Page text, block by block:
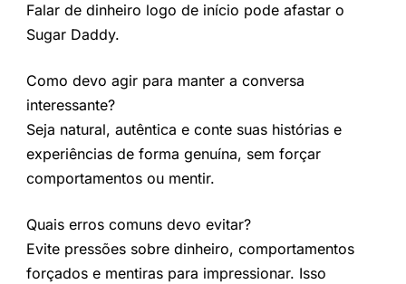
Falar de dinheiro logo de início pode afastar o
Sugar Daddy.
Como devo agir para manter a conversa
interessante?
Seja natural, autêntica e conte suas histórias e
experiências de forma genuína, sem forçar
comportamentos ou mentir.
Quais erros comuns devo evitar?
Evite pressões sobre dinheiro, comportamentos
forçados e mentiras para impressionar. Isso